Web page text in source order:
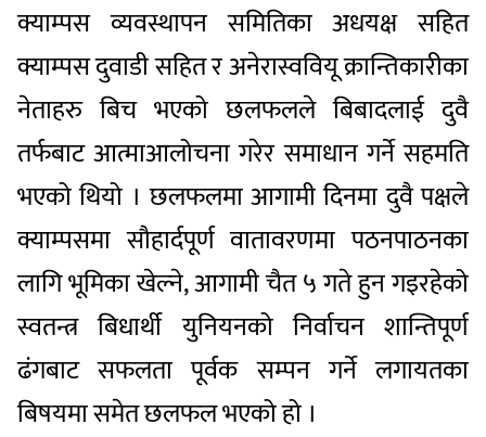
क्याम्पस व्यवस्थापन समितिका अधयक्ष सहित
क्याम्पस दुवाडी सहित र अनेरास्ववियू क्रान्तिकारीका
नेताहरु बिच भएको छलफलले बिबादलाई दुवै
तर्फबाट आत्माआलोचना गरेर समाधान गर्ने सहमति
भएको थियो । छलफलमा आगामी दिनमा दुवै पक्षले
क्याम्पसमा सौहार्दपूर्ण वातावरणमा पठनपाठनका
लागि भूमिका खेल्ने, आगामी चैत ५ गते हुन गइरहेको
स्वतन्त्र बिधार्थी युनियनको निर्वाचन शान्तिपूर्ण
ढंगबाट सफलता पूर्वक सम्पन गर्ने लगायतका
बिषयमा समेत छलफल भएको हो ।